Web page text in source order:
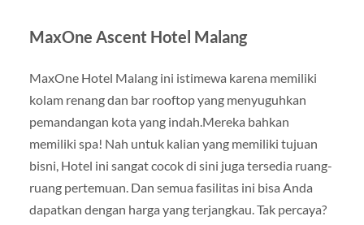
MaxOne Ascent Hotel Malang
MaxOne Hotel Malang ini istimewa karena memiliki
kolam renang dan bar rooftop yang menyuguhkan
pemandangan kota yang indah.Mereka bahkan
memiliki spa! Nah untuk kalian yang memiliki tujuan
bisni, Hotel ini sangat cocok di sini juga tersedia ruang-
ruang pertemuan. Dan semua fasilitas ini bisa Anda
dapatkan dengan harga yang terjangkau. Tak percaya?